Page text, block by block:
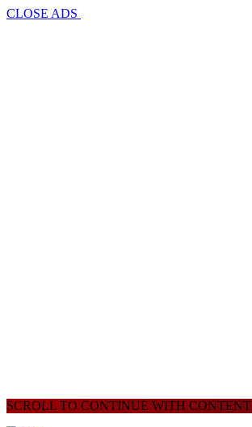
CLOSE ADS
SCROLL TO CONTINUE WITH CONTENT